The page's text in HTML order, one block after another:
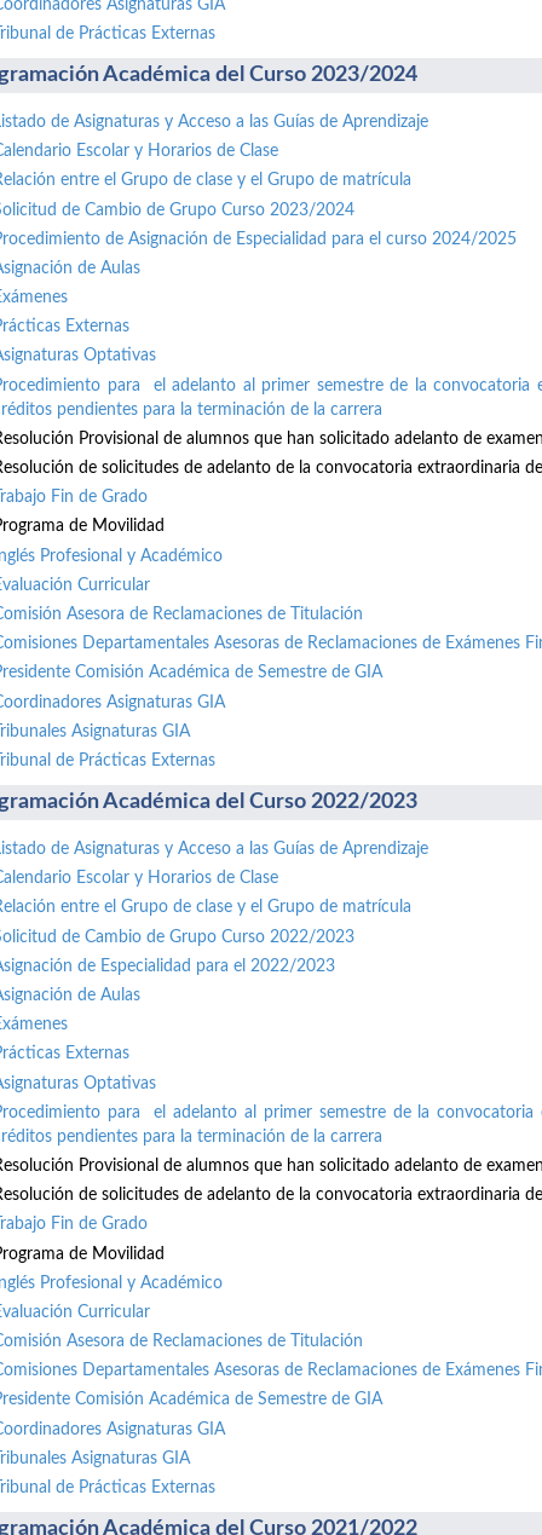
Asignaturas GIA
de Prácticas Externas
Académica del Curso 2023/2024
de Asignaturas y Acceso a las Guías de Aprendizaje
Escolar y Horarios de Clase
entre el Grupo de clase y el Grupo de matrícula
de Cambio de Grupo Curso 2023/2024
de Asignación de Especialidad para el curso 2024/2025
de Aulas
Externas
Optativas
para el adelanto al primer semestre de la
pendientes para la terminación de la carrera
Provisional de alumnos que han solicitado adelanto de examen
de solicitudes de adelanto de la convocatoria extraordinaria
Fin de Grado
de Movilidad
Profesional y Académico
Curricular
Asesora de Reclamaciones de Titulación
Departamentales Asesoras de Reclamaciones de Exámenes
Comisión Académica de Semestre de GIA
Asignaturas GIA
Asignaturas GIA
de Prácticas Externas
Académica del Curso 2022/2023
de Asignaturas y Acceso a las Guías de Aprendizaje
Escolar y Horarios de Clase
entre el Grupo de clase y el Grupo de matrícula
de Cambio de Grupo Curso 2022/2023
de Especialidad para el 2022/2023
de Aulas
Externas
Optativas
para el adelanto al primer semestre de la
pendientes para la terminación de la carrera
Provisional de alumnos que han solicitado adelanto de examen
de solicitudes de adelanto de la convocatoria extraordinaria
Fin de Grado
de Movilidad
Profesional y Académico
Curricular
Asesora de Reclamaciones de Titulación
Departamentales Asesoras de Reclamaciones de Exámenes
Comisión Académica de Semestre de GIA
Asignaturas GIA
Asignaturas GIA
de Prácticas Externas
Académica del Curso 2021/2022